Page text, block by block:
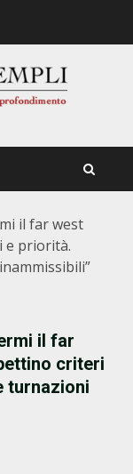
il far west
e priorità.
il far
criteri
turnazioni